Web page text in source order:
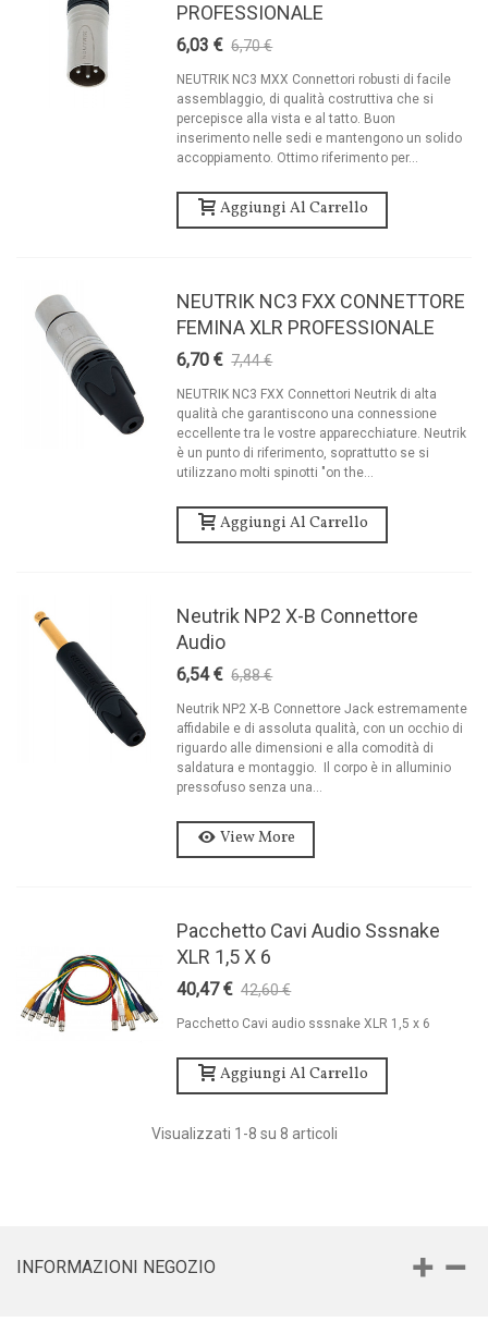
PROFESSIONALE
6,03 € 6,70 €
NEUTRIK NC3 MXX Connettori robusti di facile
assemblaggio, di qualità costruttiva che si
percepisce alla vista e al tatto. Buon
inserimento nelle sedi e mantengono un solido
accoppiamento. Ottimo riferimento per...
Aggiungi Al Carrello
NEUTRIK NC3 FXX CONNETTORE
FEMINA XLR PROFESSIONALE
6,70 € 7,44 €
NEUTRIK NC3 FXX Connettori Neutrik di alta
qualità che garantiscono una connessione
eccellente tra le vostre apparecchiature. Neutrik
è un punto di riferimento, soprattutto se si
utilizzano molti spinotti "on the...
Aggiungi Al Carrello
Neutrik NP2 X-B Connettore
Audio
6,54 € 6,88 €
Neutrik NP2 X-B Connettore Jack estremamente
affidabile e di assoluta qualità, con un occhio di
riguardo alle dimensioni e alla comodità di
saldatura e montaggio. Il corpo è in alluminio
pressofuso senza una...
View More
Pacchetto Cavi Audio Sssnake
XLR 1,5 X 6
40,47 € 42,60 €
Pacchetto Cavi audio sssnake XLR 1,5 x 6
Aggiungi Al Carrello
Visualizzati 1 -8 su 8 articoli
INFORMAZIONI NEGOZIO